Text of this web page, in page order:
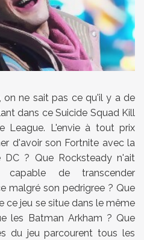
on ne sait pas ce qu'il y a de
dans ce Suicide Squad Kill
League. L'envie à tout prix
d'avoir son Fortnite avec la
DC ? Que Rocksteady n'ait
de transcender
malgré son pedrigree ? Que
ce jeu se situe dans le même
les Batman Arkham ? Que
du jeu parcourent tous les